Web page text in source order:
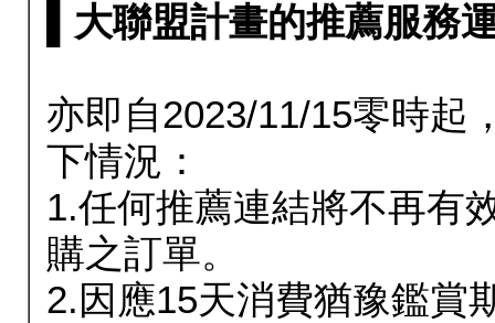
▌大聯盟計畫的推薦服務
亦即自2023/11/15零時起
下情況：
1.任何推薦連結將不再有
購之訂單。
2.因應15天消費猶豫鑑賞